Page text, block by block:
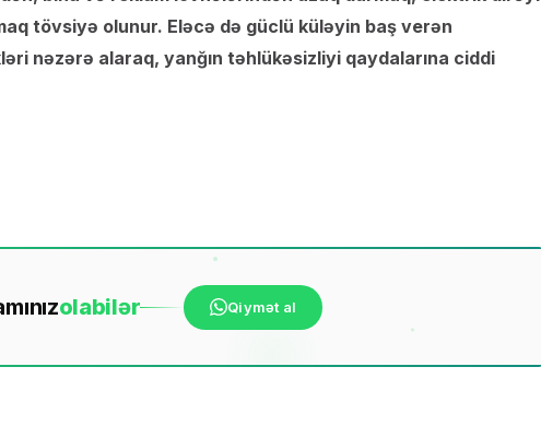
tövsiyə olunur. Eləcə də güclü küləyin baş verən
nəzərə alaraq, yanğın təhlükəsizliyi qaydalarına ciddi
olabilər Qiymət al